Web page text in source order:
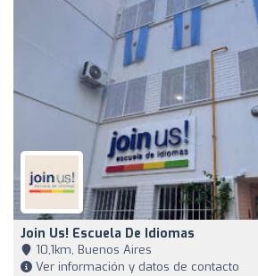
Join Us! Escuela De Idiomas
10,1km, Buenos Aires
Ver información y datos de contacto